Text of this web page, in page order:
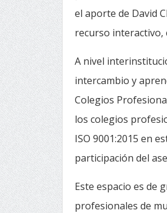
el aporte de David
recurso interactivo,
A nivel
intercambio y
Colegios
los colegios
ISO 9001:2015 en
participación del
Este espacio es de
profesionales de